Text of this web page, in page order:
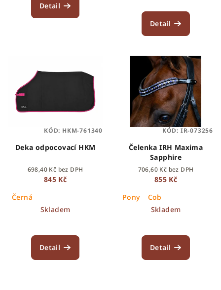
Detail
Detail
Deka odpocovací HKM
698,40 Kč bez DPH
845 Kč
Černá
Skladem
Detail
KÓD: HKM-761340
Čelenka IRH Maxima
Sapphire
706,60 Kč bez DPH
855 Kč
Pony
Cob
Skladem
Detail
KÓD: IR-073256